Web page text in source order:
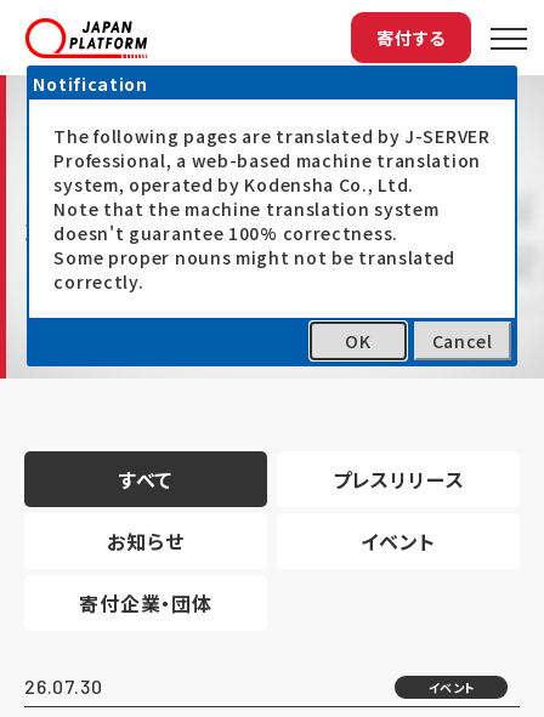
寄付する
最新情報
すべて プレスリリース
お知らせ イベント
寄付企業・団体
26.07.30 イベント
Notification
The following pages are translated by J-SERVER
Professional, a web-based machine translation
system, operated by Kodensha Co., Ltd.
Note that the machine translation system
doesn't guarantee 100% correctness.
Some proper nouns might not be translated
correctly.
OK Cancel